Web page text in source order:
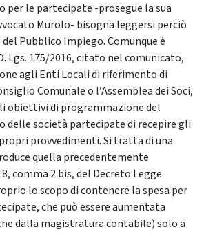
per le partecipate -prosegue la sua
Murolo- bisogna leggersi perciò
Pubblico Impiego. Comunque è
Lgs. 175/2016, citato nel comunicato,
agli Enti Locali di riferimento di
Comunale o l’Assemblea dei Soci,
obiettivi di programmazione del
delle società partecipate di recepire gli
provvedimenti. Si tratta di una
quella precedentemente
comma 2 bis, del Decreto Legge
lo scopo di contenere la spesa per
che può essere aumentata
dalla magistratura contabile) solo a